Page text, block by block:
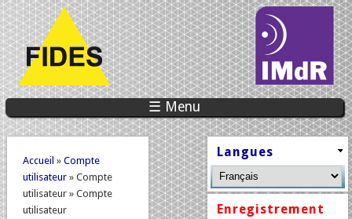
☰ Menu
Vous êtes ici
Accueil » Compte
utilisateur» Compte
utilisateur » Compte
utilisateur
Langues
Enregistrement